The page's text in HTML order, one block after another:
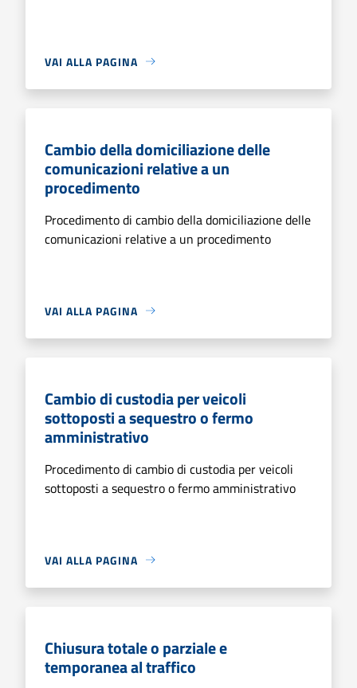
VAI ALLA PAGINA
Cambio della domiciliazione delle
comunicazioni relative a un
procedimento
Procedimento di cambio della domiciliazione delle
comunicazioni relative a un procedimento
VAI ALLA PAGINA
Cambio di custodia per veicoli
sottoposti a sequestro o fermo
amministrativo
Procedimento di cambio di custodia per veicoli
sottoposti a sequestro o fermo amministrativo
VAI ALLA PAGINA
Chiusura totale o parziale e
temporanea al traffico